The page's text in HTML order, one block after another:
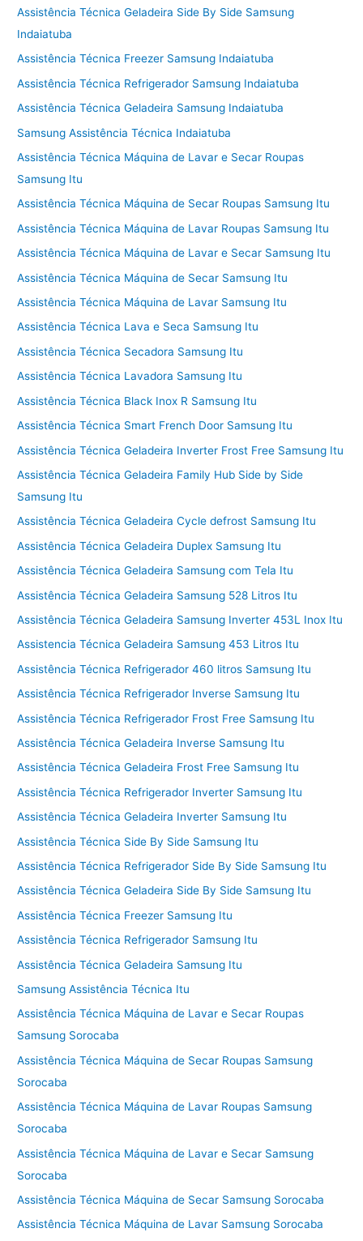
Assistência Técnica Geladeira Side By Side Samsung
Indaiatuba
Assistência Técnica Freezer Samsung Indaiatuba
Assistência Técnica Refrigerador Samsung Indaiatuba
Assistência Técnica Geladeira Samsung Indaiatuba
Samsung Assistência Técnica Indaiatuba
Assistência Técnica Máquina de Lavar e Secar Roupas
Samsung Itu
Assistência Técnica Máquina de Secar Roupas Samsung Itu
Assistência Técnica Máquina de Lavar Roupas Samsung Itu
Assistência Técnica Máquina de Lavar e Secar Samsung Itu
Assistência Técnica Máquina de Secar Samsung Itu
Assistência Técnica Máquina de Lavar Samsung Itu
Assistência Técnica Lava e Seca Samsung Itu
Assistência Técnica Secadora Samsung Itu
Assistência Técnica Lavadora Samsung Itu
Assistência Técnica Black Inox R Samsung Itu
Assistência Técnica Smart French Door Samsung Itu
Assistência Técnica Geladeira Inverter Frost Free Samsung Itu
Assistência Técnica Geladeira Family Hub Side by Side
Samsung Itu
Assistência Técnica Geladeira Cycle defrost Samsung Itu
Assistência Técnica Geladeira Duplex Samsung Itu
Assistência Técnica Geladeira Samsung com Tela Itu
Assistência Técnica Geladeira Samsung 528 Litros Itu
Assistência Técnica Geladeira Samsung Inverter 453L Inox Itu
Assistencia Técnica Geladeira Samsung 453 Litros Itu
Assistência Técnica Refrigerador 460 litros Samsung Itu
Assistência Técnica Refrigerador Inverse Samsung Itu
Assistência Técnica Refrigerador Frost Free Samsung Itu
Assistência Técnica Geladeira Inverse Samsung Itu
Assistência Técnica Geladeira Frost Free Samsung Itu
Assistência Técnica Refrigerador Inverter Samsung Itu
Assistência Técnica Geladeira Inverter Samsung Itu
Assistência Técnica Side By Side Samsung Itu
Assistência Técnica Refrigerador Side By Side Samsung Itu
Assistência Técnica Geladeira Side By Side Samsung Itu
Assistência Técnica Freezer Samsung Itu
Assistência Técnica Refrigerador Samsung Itu
Assistência Técnica Geladeira Samsung Itu
Samsung Assistência Técnica Itu
Assistência Técnica Máquina de Lavar e Secar Roupas
Samsung Sorocaba
Assistência Técnica Máquina de Secar Roupas Samsung
Sorocaba
Assistência Técnica Máquina de Lavar Roupas Samsung
Sorocaba
Assistência Técnica Máquina de Lavar e Secar Samsung
Sorocaba
Assistência Técnica Máquina de Secar Samsung Sorocaba
Assistência Técnica Máquina de Lavar Samsung Sorocaba